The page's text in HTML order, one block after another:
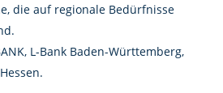
die auf regionale Bedürfnisse
L-Bank Baden-Württemberg,